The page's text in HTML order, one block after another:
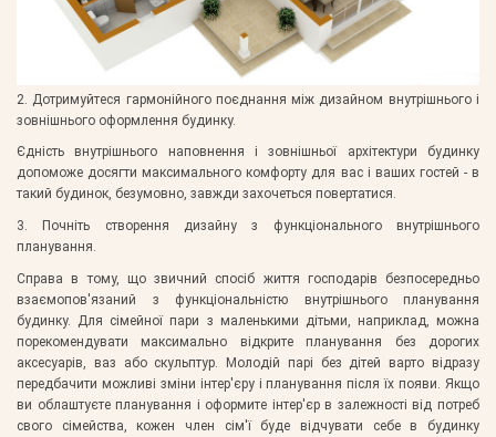
2. Дотримуйтеся гармонійного поєднання між дизайном внутрішнього і
зовнішнього оформлення будинку.
Єдність внутрішнього наповнення і зовнішньої архітектури будинку
допоможе досягти максимального комфорту для вас і ваших гостей - в
такий будинок, безумовно, завжди захочеться повертатися.
3. Почніть створення дизайну з функціонального внутрішнього
планування.
Справа в тому, що звичний спосіб життя господарів безпосередньо
взаємопов'язаний з функціональністю внутрішнього планування
будинку. Для сімейної пари з маленькими дітьми, наприклад, можна
порекомендувати максимально відкрите планування без дорогих
аксесуарів, ваз або скульптур. Молодій парі без дітей варто відразу
передбачити можливі зміни інтер'єру і планування після їх появи. Якщо
ви облаштуєте планування і оформите інтер'єр в залежності від потреб
свого сімейства, кожен член сім'ї буде відчувати себе в будинку